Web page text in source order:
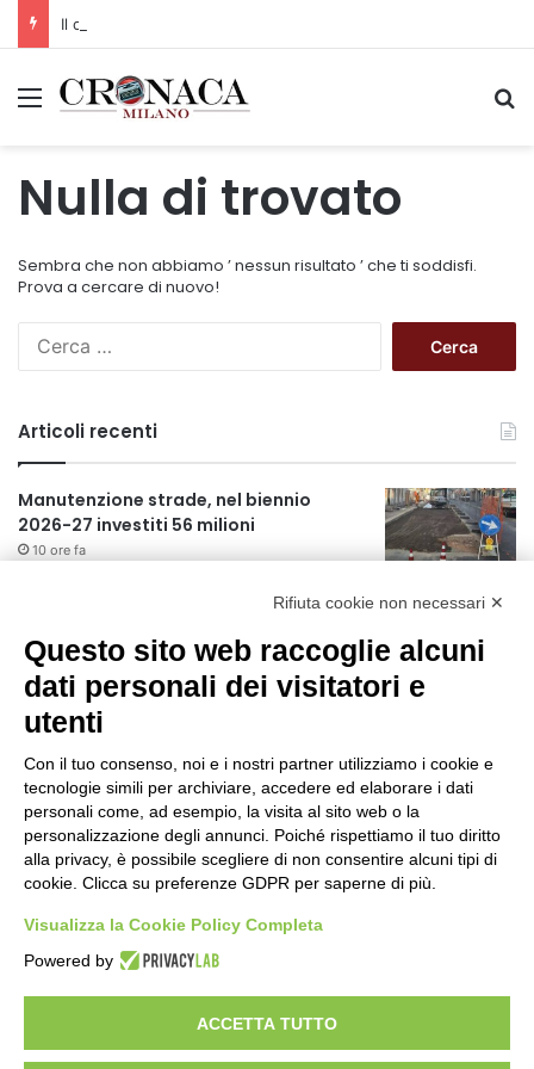
Menu
Nulla di trovato
Sembra che non abbiamo ’ nessun risultato ’ che ti soddisfi.
Prova a cercare di nuovo!
c
a
p
e
r
Articoli recenti
Manutenzione strade, nel biennio
2026-27 investiti 56 milioni
10 ore fa
Il codice segreto dei neuroni: la
cervello
11 ore fa
Una guida alimentare per affrontare i
portare in tavola a Ferragosto
15 ore fa
Il Comando della Polizia Locale di
Cinisello Balsamo fa scuola
16 ore fa
JAZZaltro: il quartetto di Luigi
Martinale e l’Orchestra da Camera del
Conservatorio Ghedini di Cuneo
Rifiuta cookie non necessari ✕
Questo sito web raccoglie alcuni
dati personali dei visitatori e
utenti
Con il tuo consenso, noi e i nostri partner utilizziamo i cookie e
tecnologie simili per archiviare, accedere ed elaborare i dati
personali come, ad esempio, la visita al sito web o la
personalizzazione degli annunci. Poiché rispettiamo il tuo diritto
alla privacy, è possibile scegliere di non consentire alcuni tipi di
cookie. Clicca su preferenze GDPR per saperne di più.
Visualizza la Cookie Policy Completa
Powered by
ACCETTA TUTTO